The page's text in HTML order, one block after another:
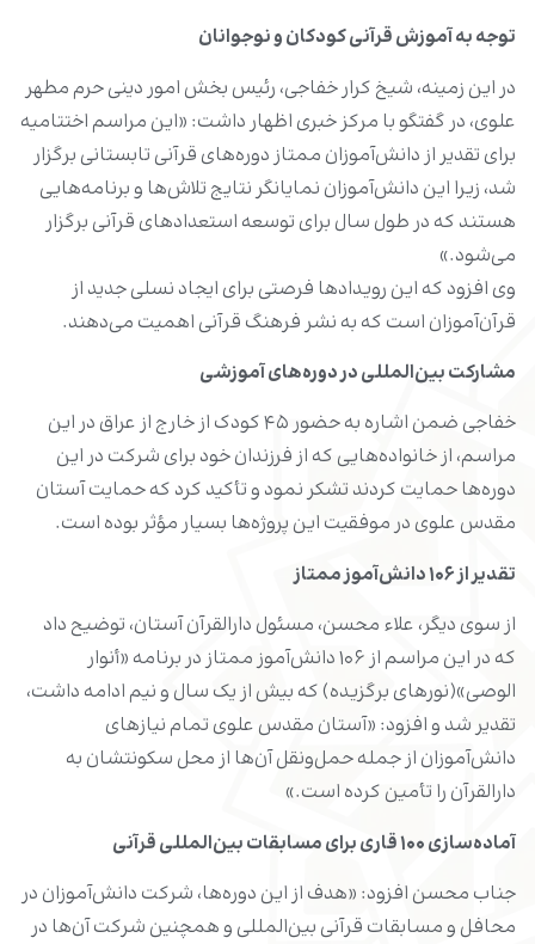
توجه به آموزش قرآنی کودکان و نوجوانان
در این زمینه، شیخ کرار خفاجی، رئیس بخش امور دینی حرم مطهر
علوی، در گفتگو با مرکز خبری اظهار داشت: «این مراسم اختتامیه
برای تقدیر از دانش‌آموزان ممتاز دوره‌های قرآنی تابستانی برگزار
شد، زیرا این دانش‌آموزان نمایانگر نتایج تلاش‌ها و برنامه‌هایی
هستند که در طول سال برای توسعه استعدادهای قرآنی برگزار
می‌شود.»
وی افزود که این رویدادها فرصتی برای ایجاد نسلی جدید از
قرآن‌آموزان است که به نشر فرهنگ قرآنی اهمیت می‌دهند.
مشارکت بین‌المللی در دوره‌های آموزشی
خفاجی ضمن اشاره به حضور ۴۵ کودک از خارج از عراق در این
مراسم، از خانواده‌هایی که از فرزندان خود برای شرکت در این
دوره‌ها حمایت کردند تشکر نمود و تأکید کرد که حمایت آستان
مقدس علوی در موفقیت این پروژه‌ها بسیار مؤثر بوده است.
تقدیر از ۱۰۶ دانش‌آموز ممتاز
از سوی دیگر، علاء محسن، مسئول دارالقرآن آستان، توضیح داد
که در این مراسم از ۱۰۶ دانش‌آموز ممتاز در برنامه «أنوار
الوصی»(نورهای برگزیده) که بیش از یک سال و نیم ادامه داشت،
تقدیر شد و افزود: «آستان مقدس علوی تمام نیازهای
دانش‌آموزان از جمله حمل‌ونقل آن‌ها از محل سکونتشان به
دارالقرآن را تأمین کرده است.»
آماده‌سازی ۱۰۰ قاری برای مسابقات بین‌المللی قرآنی
جناب محسن افزود: «هدف از این دوره‌ها، شرکت دانش‌آموزان در
محافل و مسابقات قرآنی بین‌المللی و همچنین شرکت آن‌ها در